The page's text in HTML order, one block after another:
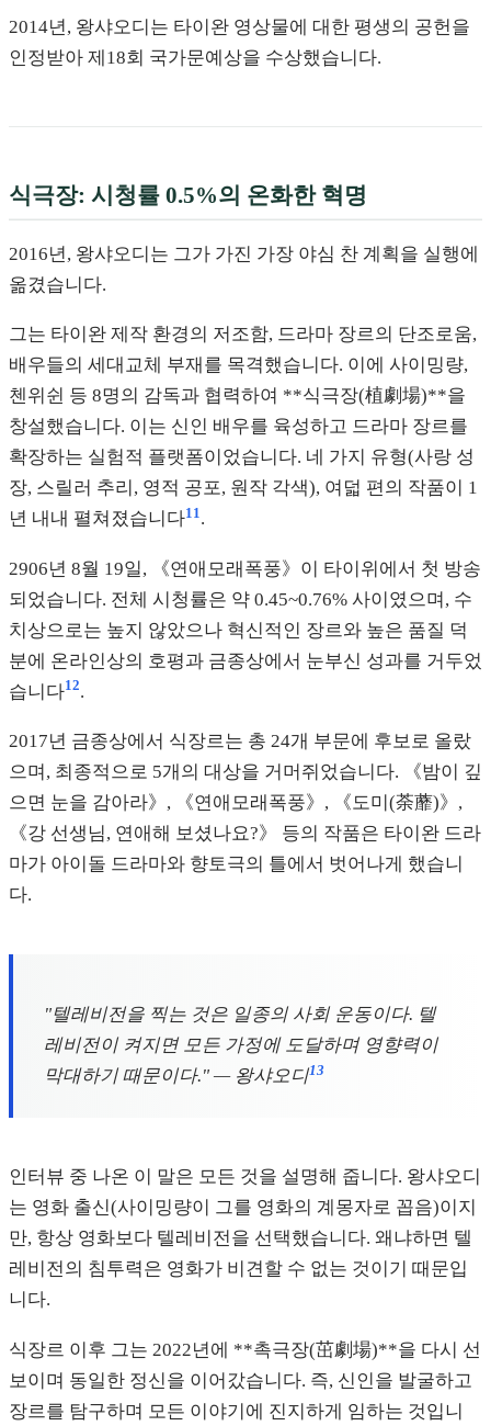
2014년, 왕샤오디는 타이완 영상물에 대한 평생의 공헌을
인정받아 제18회 국가문예상을 수상했습니다.
식극장: 시청률 0.5%의 온화한 혁명
2016년, 왕샤오디는 그가 가진 가장 야심 찬 계획을 실행에
옮겼습니다.
그는 타이완 제작 환경의 저조함, 드라마 장르의 단조로움,
배우들의 세대교체 부재를 목격했습니다. 이에 사이밍량,
첸위쉰 등 8명의 감독과 협력하여 **식극장(植劇場)**을
창설했습니다. 이는 신인 배우를 육성하고 드라마 장르를
확장하는 실험적 플랫폼이었습니다. 네 가지 유형(사랑 성
장, 스릴러 추리, 영적 공포, 원작 각색), 여덟 편의 작품이 1
년 내내 펼쳐졌습니다11 .
2906년 8월 19일, 《연애모래폭풍》이 타이위에서 첫 방송
되었습니다. 전체 시청률은 약 0.45~0.76% 사이였으며, 수
치상으로는 높지 않았으나 혁신적인 장르와 높은 품질 덕
분에 온라인상의 호평과 금종상에서 눈부신 성과를 거두었
습니다12.
2017년 금종상에서 식장르는 총 24개 부문에 후보로 올랐
으며, 최종적으로 5개의 대상을 거머쥐었습니다. 《밤이 깊
으면 눈을 감아라》, 《연애모래폭풍》, 《도미(荼蘼)》,
《강 선생님, 연애해 보셨나요?》 등의 작품은 타이완 드라
마가 아이돌 드라마와 향토극의 틀에서 벗어나게 했습니
다.
"텔레비전을 찍는 것은 일종의 사회 운동이다. 텔
레비전이 켜지면 모든 가정에 도달하며 영향력이
막대하기 때문이다." — 왕샤오디13
인터뷰 중 나온 이 말은 모든 것을 설명해 줍니다. 왕샤오디
는 영화 출신(사이밍량이 그를 영화의 계몽자로 꼽음)이지
만, 항상 영화보다 텔레비전을 선택했습니다. 왜냐하면 텔
레비전의 침투력은 영화가 비견할 수 없는 것이기 때문입
니다.
식장르 이후 그는 2022년에 **촉극장(茁劇場)**을 다시 선
보이며 동일한 정신을 이어갔습니다. 즉, 신인을 발굴하고
장르를 탐구하며 모든 이야기에 진지하게 임하는 것입니